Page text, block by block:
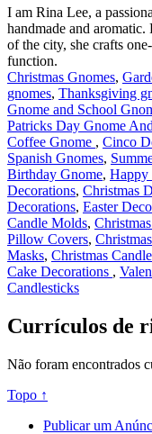
I am Rina Lee, a
handmade and
of the city, she crafts
function.
Christmas Gnomes,
gnomes, Thanksgiving
Gnome and School
Patricks Day Gnome
Coffee Gnome , Cinco
Spanish Gnomes,
Birthday Gnome, Happy
Decorations, Christmas
Decorations, Easter
Candle Molds,
Pillow Covers,
Masks, Christmas
Cake Decorations ,
Candlesticks
Currículos de
Não foram encontrados
Topo ↑
Publicar um